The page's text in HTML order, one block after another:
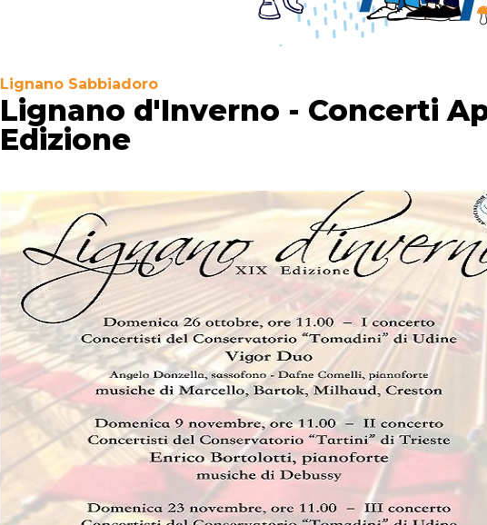
Lignano Sabbiadoro
Lignano d'Inverno - Concerti
Edizione